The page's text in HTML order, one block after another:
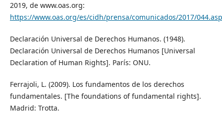
2019, de www.oas.org:
https://www.oas.org/es/cidh/prensa/comunicados/2017/044.asp
Declaración Universal de Derechos Humanos. (1948).
Declaración Universal de Derechos Humanos [Universal
Declaration of Human Rights]. París: ONU.
Ferrajoli, L. (2009). Los fundamentos de los derechos
fundamentales. [The foundations of fundamental rights].
Madrid: Trotta.